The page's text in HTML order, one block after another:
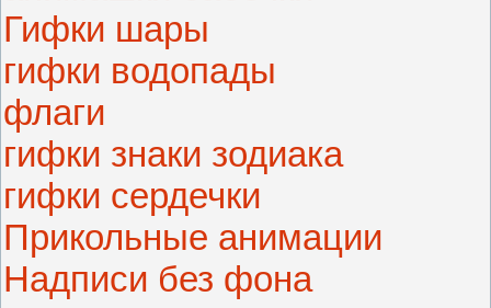
Гифки шары
гифки водопады
флаги
гифки знаки зодиака
гифки сердечки
Прикольные анимации
Надписи без фона